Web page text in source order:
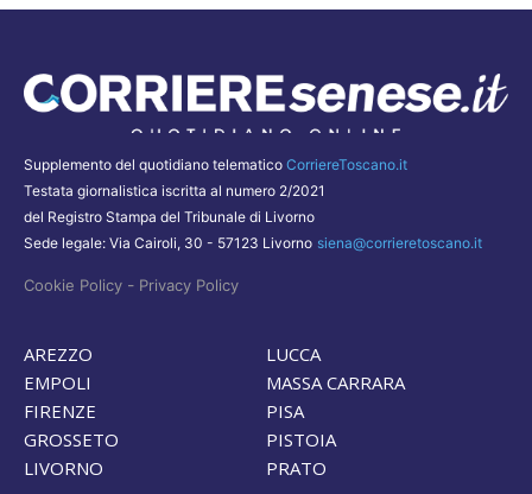
Supplemento del quotidiano telematico CorriereToscano.it
Testata giornalistica iscritta al numero 2/2021
del Registro Stampa del Tribunale di Livorno
Sede legale: Via Cairoli, 30 - 57123 Livorno siena@corrieretoscano.it
Cookie Policy - Privacy Policy
AREZZO
EMPOLI
FIRENZE
GROSSETO
LIVORNO
LUCCA
MASSA CARRARA
PISA
PISTOIA
PRATO